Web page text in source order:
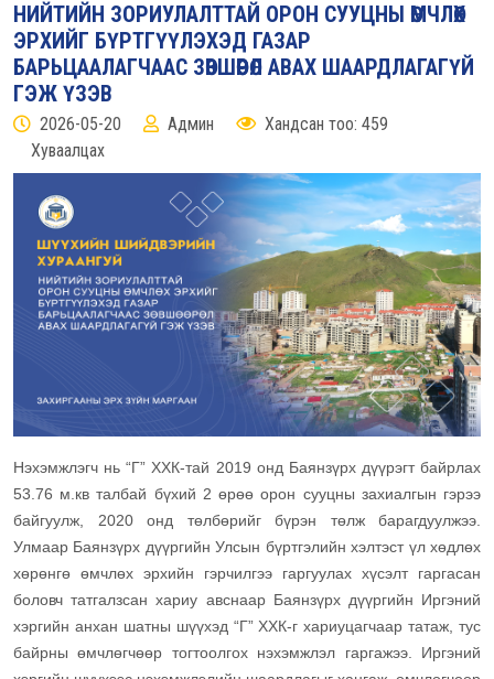
НИЙТИЙН ЗОРИУЛАЛТТАЙ ОРОН СУУЦНЫ ӨМЧЛӨХ
ЭРХИЙГ БҮРТГҮҮЛЭХЭД ГАЗАР
БАРЬЦААЛАГЧААС ЗӨВШӨӨРӨЛ АВАХ ШААРДЛАГАГҮЙ
ГЭЖ ҮЗЭВ
2026-05-20 Админ
Хандсан тоо: 459
Хуваалцах
Нэхэмжлэгч нь “Г” ХХК-тай 2019 онд Баянзүрх дүүрэгт байрлах
53.76 м.кв талбай бүхий 2 өрөө орон сууцны захиалгын гэрээ
байгуулж, 2020 онд төлбөрийг бүрэн төлж барагдуулжээ.
Улмаар Баянзүрх дүүргийн Улсын бүртгэлийн хэлтэст үл хөдлөх
хөрөнгө өмчлөх эрхийн гэрчилгээ гаргуулах хүсэлт гаргасан
боловч татгалзсан хариу авснаар Баянзүрх дүүргийн Иргэний
хэргийн анхан шатны шүүхэд “Г” ХХК-г хариуцагчаар татаж, тус
байрны өмчлөгчөөр тогтоолгох нэхэмжлэл гаргажээ. Иргэний